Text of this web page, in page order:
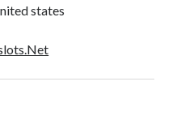
states